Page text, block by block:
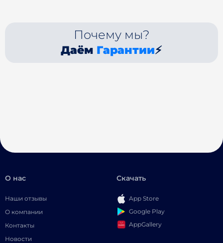
Почему мы?
Даём Гарантии⚡
О нас
Наши отзывы
О компании
Контакты
Новости
Скачать
App Store
Google Play
AppGallery